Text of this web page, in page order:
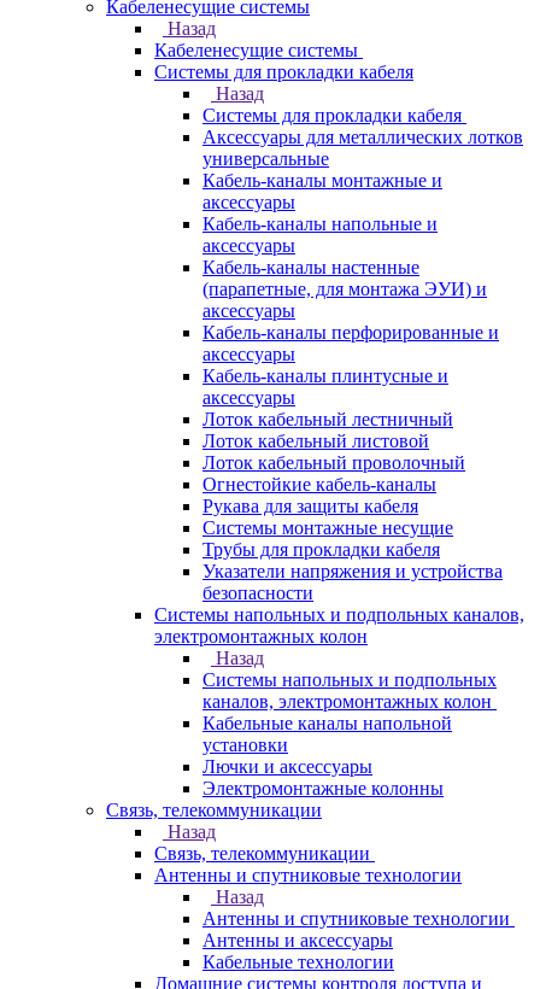
Кабеленесущие системы
Назад
Кабеленесущие системы
Системы для прокладки кабеля
Назад
Системы для прокладки кабеля
Аксессуары для металлических лотков
универсальные
Кабель-каналы монтажные и
аксессуары
Кабель-каналы напольные и
аксессуары
Кабель-каналы настенные
(парапетные, для монтажа ЭУИ) и
аксессуары
Кабель-каналы перфорированные и
аксессуары
Кабель-каналы плинтусные и
аксессуары
Лоток кабельный лестничный
Лоток кабельный листовой
Лоток кабельный проволочный
Огнестойкие кабель-каналы
Рукава для защиты кабеля
Системы монтажные несущие
Трубы для прокладки кабеля
Указатели напряжения и устройства
безопасности
Системы напольных и подпольных каналов,
электромонтажных колон
Назад
Системы напольных и подпольных
каналов, электромонтажных колон
Кабельные каналы напольной
установки
Лючки и аксессуары
Электромонтажные колонны
Связь, телекоммуникации
Назад
Связь, телекоммуникации
Антенны и спутниковые технологии
Назад
Антенны и спутниковые технологии
Антенны и аксессуары
Кабельные технологии
Домашние системы контроля доступа и